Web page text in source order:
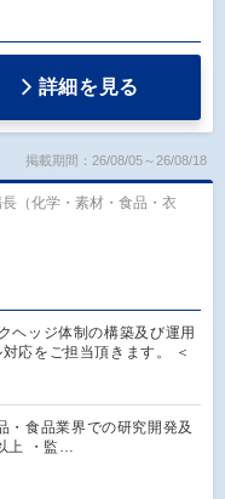
詳細を見る
掲載期間：26/08/05～26/08/18
（化学・素材・食品・衣
ヘッジ体制の構築及び運用
応をご担当頂きます。 ＜
・食品業界での研究開発及
上 ・監…